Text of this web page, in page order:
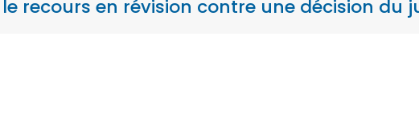
recours en révision contre une décision du